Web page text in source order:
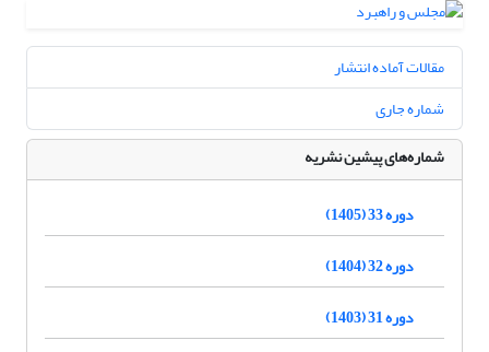
مقالات آماده انتشار
شماره جاری
شماره‌های پیشین نشریه
دوره 33 (1405)
دوره 32 (1404)
دوره 31 (1403)